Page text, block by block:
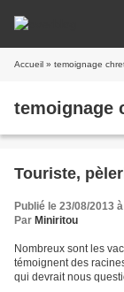
Accueil » temoignage
temoignage
Touriste,
Publié le 23/08/2013
Par Miniritou
Nombreux sont les
témoignent des
qui devrait nous